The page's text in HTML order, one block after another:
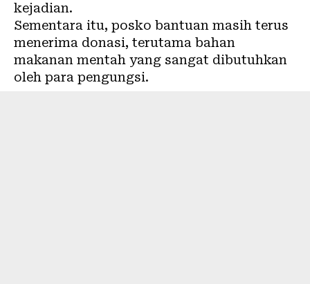
kejadian.
Sementara itu, posko bantuan masih terus
menerima donasi, terutama bahan
makanan mentah yang sangat dibutuhkan
oleh para pengungsi.